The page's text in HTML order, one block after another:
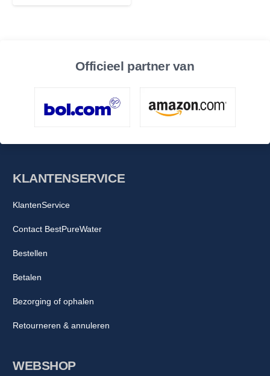
Officieel partner van
WEBSHOP
KLANTENSERVICE
KlantenService
Contact BestPureWater
Bestellen
Betalen
Bezorging of ophalen
Retourneren & annuleren